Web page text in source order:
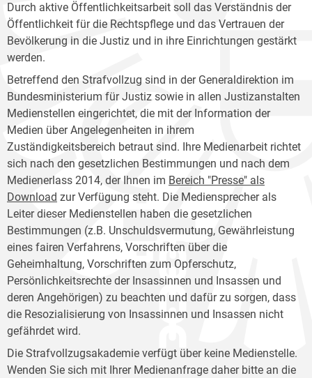
Durch aktive Öffentlichkeitsarbeit soll das Verständnis der
Öffentlichkeit für die Rechtspflege und das Vertrauen der
Bevölkerung in die Justiz und in ihre Einrichtungen gestärkt
werden.
Betreffend den Strafvollzug sind in der Generaldirektion im
Bundesministerium für Justiz sowie in allen Justizanstalten
Medienstellen eingerichtet, die mit der Information der
Medien über Angelegenheiten in ihrem
Zuständigkeitsbereich betraut sind. Ihre Medienarbeit richtet
sich nach den gesetzlichen Bestimmungen und nach dem
Medienerlass 2014, der Ihnen im Bereich "Presse" als
Download zur Verfügung steht. Die Mediensprecher als
Leiter dieser Medienstellen haben die gesetzlichen
Bestimmungen (z.B. Unschuldsvermutung, Gewährleistung
eines fairen Verfahrens, Vorschriften über die
Geheimhaltung, Vorschriften zum Opferschutz,
Persönlichkeitsrechte der Insassinnen und Insassen und
deren Angehörigen) zu beachten und dafür zu sorgen, dass
die Resozialisierung von Insassinnen und Insassen nicht
gefährdet wird.
Die Strafvollzugsakademie verfügt über keine Medienstelle.
Wenden Sie sich mit Ihrer Medienanfrage daher bitte an die